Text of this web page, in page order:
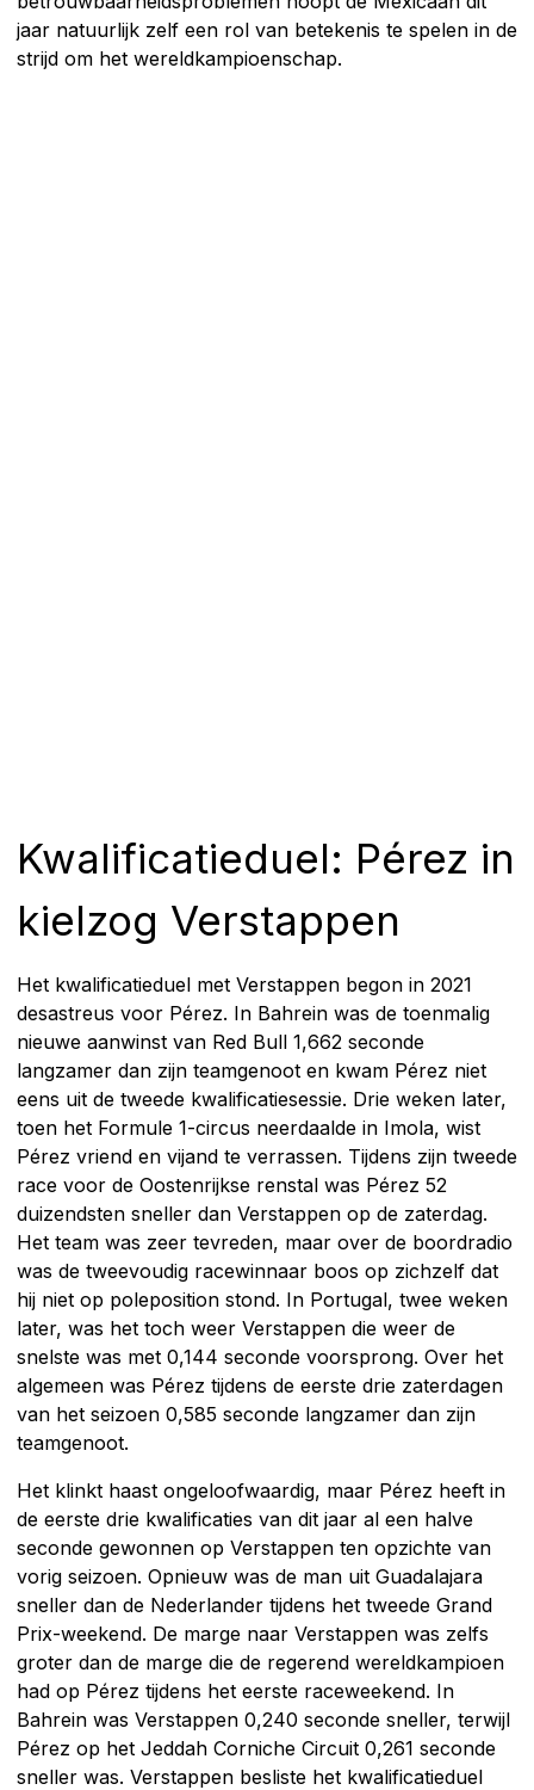
jaar natuurlijk zelf een rol van betekenis te spelen in de
strijd om het wereldkampioenschap.
Kwalificatieduel: Pérez in
kielzog Verstappen
Het kwalificatieduel met Verstappen begon in 2021
desastreus voor Pérez. In Bahrein was de toenmalig
nieuwe aanwinst van Red Bull 1,662 seconde
langzamer dan zijn teamgenoot en kwam Pérez niet
eens uit de tweede kwalificatiesessie. Drie weken later,
toen het Formule 1-circus neerdaalde in Imola, wist
Pérez vriend en vijand te verrassen. Tijdens zijn tweede
race voor de Oostenrijkse renstal was Pérez 52
duizendsten sneller dan Verstappen op de zaterdag.
Het team was zeer tevreden, maar over de boordradio
was de tweevoudig racewinnaar boos op zichzelf dat
hij niet op poleposition stond. In Portugal, twee weken
later, was het toch weer Verstappen die weer de
snelste was met 0,144 seconde voorsprong. Over het
algemeen was Pérez tijdens de eerste drie zaterdagen
van het seizoen 0,585 seconde langzamer dan zijn
teamgenoot.
Het klinkt haast ongeloofwaardig, maar Pérez heeft in
de eerste drie kwalificaties van dit jaar al een halve
seconde gewonnen op Verstappen ten opzichte van
vorig seizoen. Opnieuw was de man uit Guadalajara
sneller dan de Nederlander tijdens het tweede Grand
Prix-weekend. De marge naar Verstappen was zelfs
groter dan de marge die de regerend wereldkampioen
had op Pérez tijdens het eerste raceweekend. In
Bahrein was Verstappen 0,240 seconde sneller, terwijl
Pérez op het Jeddah Corniche Circuit 0,261 seconde
sneller was. Verstappen besliste het kwalificatieduel